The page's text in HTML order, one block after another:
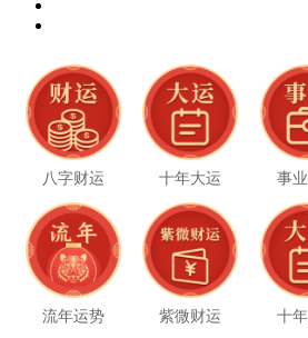
八字财运 十年大运 事
流年运势 紫微财运 十